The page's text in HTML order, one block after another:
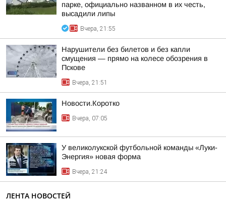
парке, официально названном в их честь,
высадили липы
Вчера, 21:55
Нарушители без билетов и без капли
смущения — прямо на колесе обозрения в
Пскове
Вчера, 21:51
Новости.Коротко
Вчера, 07:05
У великолукской футбольной команды «Луки-
Энергия» новая форма
Вчера, 21:24
ЛЕНТА НОВОСТЕЙ